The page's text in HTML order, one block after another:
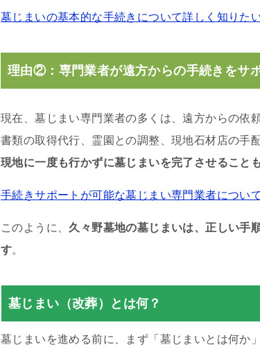
墓じまいの基本的な手続きについて詳しく知りた
理由②：専門業者が遠方からの手続きをサ
現在、墓じまい専門業者の多くは、遠方からの依
書類の取得代行、霊園との調整、現地石材店の手
現地に一度も行かずに墓じまいを完了させること
手続きサポートが可能な墓じまい専門業者につい
このように、 久々野墓地の墓じまいは、正しい手
す。
墓じまい（改葬）とは何？
墓じまいを進める前に、まず「墓じまいとは何か